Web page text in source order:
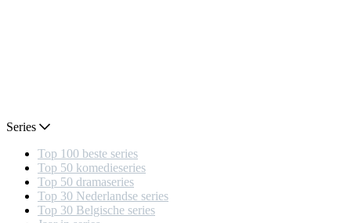
Series
Top 100 beste series
Top 50 komedieseries
Top 50 dramaseries
Top 30 Nederlandse series
Top 30 Belgische series